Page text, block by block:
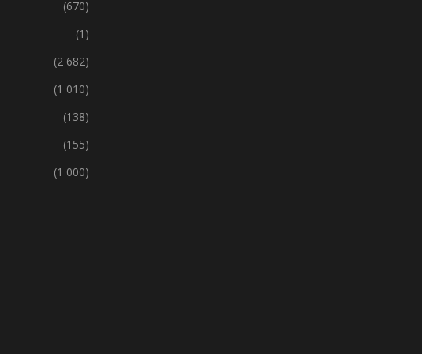
(670)
(1)
(2 682)
(1 010)
(138)
(155)
(1 000)